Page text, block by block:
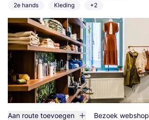
2e hands Kleding +2
Aan route toevoegen Bezoek webshop